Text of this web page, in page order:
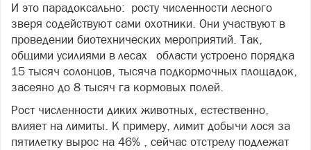
И это парадоксально: росту численности лесного
зверя содействуют сами охотники. Они участвуют в
проведении биотехнических мероприятий. Так,
общими усилиями в лесах области устроено порядка
15 тысяч солонцов, тысяча подкормочных площадок,
засеяно до 8 тысяч га кормовых полей.
Рост численности диких животных, естественно,
влияет на лимиты. К примеру, лимит добычи лося за
пятилетку вырос на 46% , сейчас отстрелу подлежат